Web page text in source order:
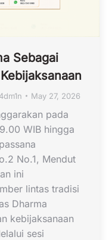
Sebagai
May 27, 2026
pada
WIB hingga
No.1, Mendut
ini
lintas tradisi
Dharma
kebijaksanaan
sesi